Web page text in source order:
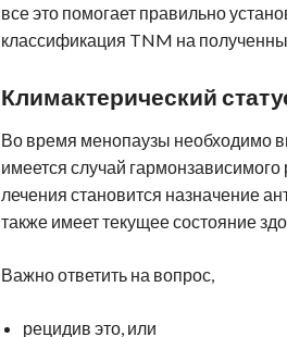
все это помогает правильно
классификация TNM на
Климактерический
Во время менопаузы необходимо
имеется случай
лечения становится назначение
также имеет текущее состояние
Важно ответить на вопрос,
рецидив это, или